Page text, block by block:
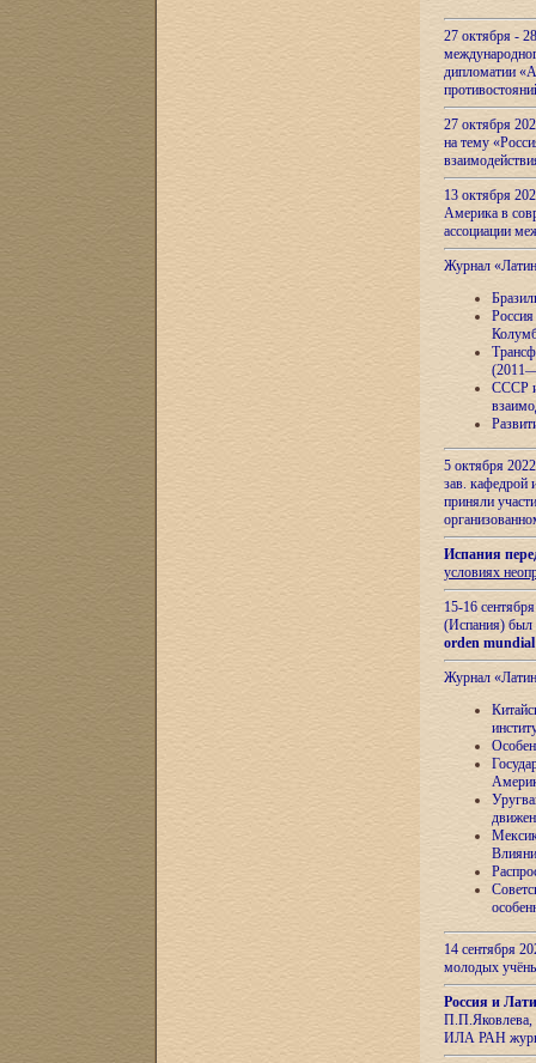
27 октября -
дипломатии
27 октября
на тему
13 октября
Америка в
ассоциации
Журнал
СССР и
5 октября
зав.
приняли
Испания
условиях
15-16
(Испания) был
orden
Журнал
14 сентября
молодых
Россия и
П.П.Яковлева,
ИЛА РАН